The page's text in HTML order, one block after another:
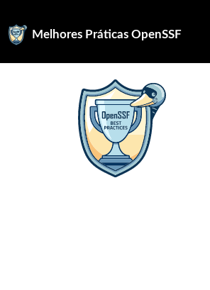
Melhores Práticas OpenSSF